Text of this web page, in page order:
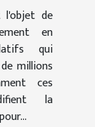
l'objet de
en
qui
millions
ces
la